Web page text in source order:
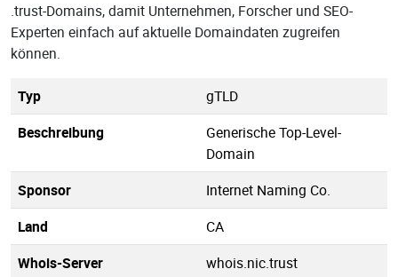
.trust-Domains, damit Unternehmen, Forscher und SEO-
Experten einfach auf aktuelle Domaindaten zugreifen
können.
Typ
gTLD
Beschreibung
Generische Top-Level-
Domain
Sponsor
Internet Naming Co.
Land
CA
Whois-Server
whois.nic.trust